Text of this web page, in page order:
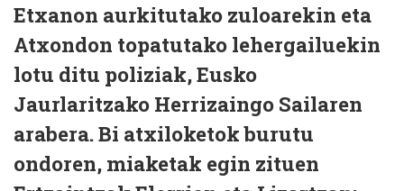
Etxanon aurkitutako zuloarekin eta
Atxondon topatutako lehergailuekin
lotu ditu poliziak, Eusko
Jaurlaritzako Herrizaingo Sailaren
arabera. Bi atxiloketok burutu
ondoren, miaketak egin zituen